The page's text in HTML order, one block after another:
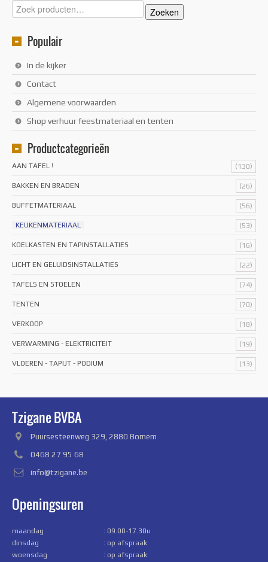
Zoeken
naar:
Zoeken
Populair
In de kijker
Contact
Algemene voorwaarden
Shop verhuur feestmateriaal en tenten
Productcategorieën
AAN TAFEL ! (130)
BAKKEN EN BRADEN (26)
BUFFETMATERIAAL (56)
KEUKENMATERIAAL (53)
KOELKASTEN EN TAPINSTALLATIES (16)
LICHT EN GELUIDSINSTALLATIES (22)
TAFELS EN STOELEN (74)
TENTEN (70)
VERKOOP (18)
VERWARMING - ELEKTRICITEIT (19)
VLOEREN - TAPIJT - PODIUM (13)
Tzigane BVBA
Puursesteenweg 329, 2880 Bornem
0468 27 95 68
info@tzigane.be
Openingsuren
maandag
: 09.00-17.30u
dinsdag
: op afspraak
woensdag
: op afspraak